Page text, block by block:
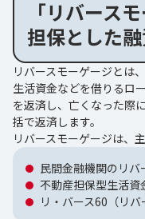
「リバース
担保とした
リバースモーゲージとは
生活資金などを借りるロ
を返済し、亡くなった際
括で返済します。
リバースモーゲージは、
民間金融機関のリバ
不動産担保型生活資
リ・バース60（リバ